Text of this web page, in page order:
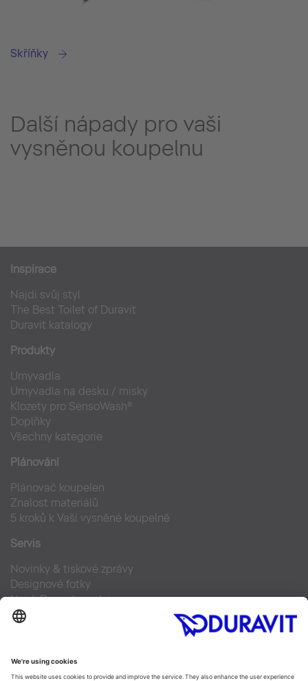
Skříňky
Další nápady pro vaši
vysněnou koupelnu
Inspirace
Najdi svůj styl
The Best Toilet of Duravit
Duravit katalogy
Produkty
Umyvadla
Umyvadla na desku / misky
Klozety pro SensoWash®
Doplňky
Všechny kategorie
Plánování
Plánovač koupelen
Znalost materiálů
5 kroků k Vaší vysněné koupelně
Servis
Novinky & tiskové zprávy
Designové fotky
Najdi Duravit prodejce
Často kladené otázky
Facebook Instagram